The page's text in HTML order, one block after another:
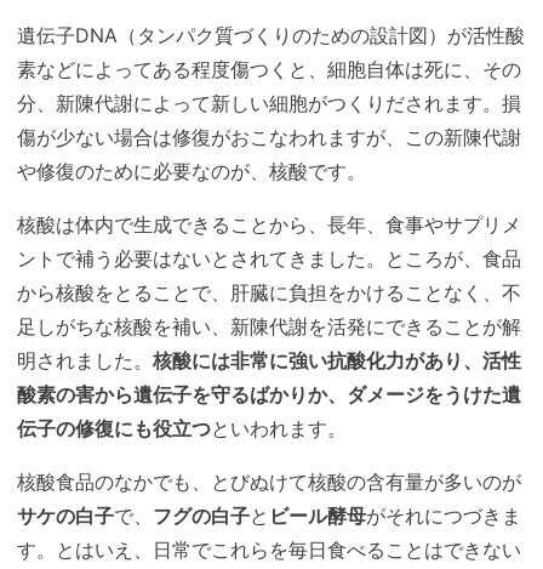
遺伝子DNA（タンパク質づくりのための設計図）が活性酸
素などによってある程度傷つくと、細胞自体は死に、その
分、新陳代謝によって新しい細胞がつくりだされます。損
傷が少ない場合は修復がおこなわれますが、この新陳代謝
や修復のために必要なのが、核酸です。
核酸は体内で生成できることから、長年、食事やサプリメ
ントで補う必要はないとされてきました。ところが、食品
から核酸をとることで、肝臓に負担をかけることなく、不
足しがちな核酸を補い、新陳代謝を活発にできることが解
明されました。 核酸には非常に強い抗酸化力があり、活性
酸素の害から遺伝子を守るばかりか、ダメージをうけた遺
伝子の修復にも役立つといわれます。
核酸食品のなかでも、とびぬけて核酸の含有量が多いのが
サケの白子で、 フグの白子と ビール酵母がそれにつづきま
す。とはいえ、日常でこれらを毎日食べることはできない